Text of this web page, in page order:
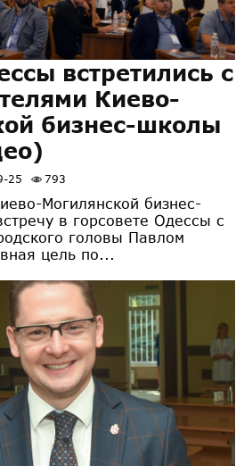
встретились с
Киево-
бизнес-школы
25 793
Могилянской бизнес-
в горсовете Одессы с
головы Павлом
цель по...